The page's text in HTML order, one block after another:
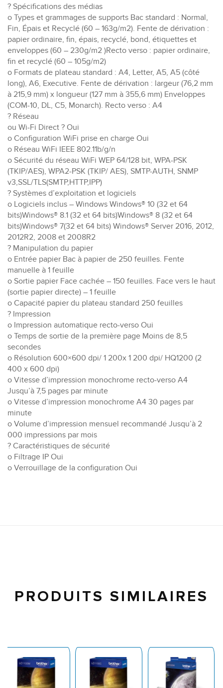
? Spécifications des médias
o Types et grammages de supports Bac standard : Normal,
Fin, Épais et Recyclé (60 – 163g/m2). Fente de dérivation :
papier ordinaire, fin, épais, recyclé, bond, étiquettes et
enveloppes (60 – 230g/m2 )Recto verso : papier ordinaire,
fin et recyclé (60 – 105g/m2)
o Formats de plateau standard : A4, Letter, A5, A5 (côté
long), A6, Executive. Fente de dérivation : largeur (76,2 mm
à 215,9 mm) x longueur (127 mm à 355,6 mm) Enveloppes
(COM-10, DL, C5, Monarch). Recto verso : A4
? Réseau
ou Wi-Fi Direct ? Oui
o Configuration WiFi prise en charge Oui
o Réseau WiFi IEEE 802.11b/g/n
o Sécurité du réseau WiFi WEP 64/128 bit, WPA-PSK
(TKIP/AES), WPA2-PSK (TKIP/ AES), SMTP-AUTH, SNMP
v3,SSL/TLS(SMTP,HTTP,IPP)
? Systèmes d’exploitation et logiciels
o Logiciels inclus – Windows Windows® 10 (32 et 64
bits)Windows® 8.1 (32 et 64 bits)Windows® 8 (32 et 64
bits)Windows® 7(32 et 64 bits) Windows® Server 2016, 2012,
2012R2, 2008 et 2008R2
? Manipulation du papier
o Entrée papier Bac à papier de 250 feuilles. Fente
manuelle à 1 feuille
o Sortie papier Face cachée – 150 feuilles. Face vers le haut
(sortie papier directe) – 1 feuille
o Capacité papier du plateau standard 250 feuilles
? Impression
o Impression automatique recto-verso Oui
o Temps de sortie de la première page Moins de 8,5
secondes
o Résolution 600×600 dpi/ 1 200x 1 200 dpi/ HQ1200 (2
400 x 600 dpi)
o Vitesse d’impression monochrome recto-verso A4
Jusqu’à 7,5 pages par minute
o Vitesse d’impression monochrome A4 30 pages par
minute
o Volume d’impression mensuel recommandé Jusqu’à 2
000 impressions par mois
? Caractéristiques de sécurité
o Filtrage IP Oui
o Verrouillage de la configuration Oui
PRODUITS SIMILAIRES